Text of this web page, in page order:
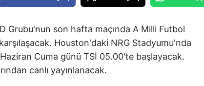
Grubu'nun son hafta maçında A Milli Futbol
Houston'daki NRG Stadyumu'nda
Cuma günü TSİ 05.00'te başlayacak.
canlı yayınlanacak.